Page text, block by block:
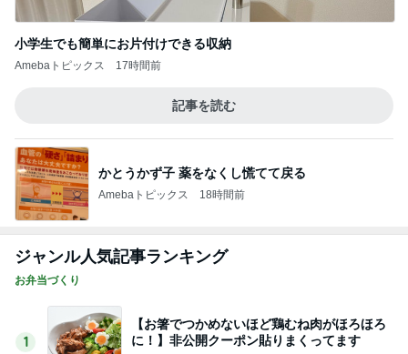
小学生でも簡単にお片付けできる収納
Amebaトピックス 17時間前
記事を読む
かとうかず子 薬をなくし慌てて戻る
Amebaトピックス 18時間前
ジャンル人気記事ランキング
お弁当づくり
1
【お箸でつかめないほど鶏むね肉がほろほろ
に！】非公開クーポン貼りまくってます